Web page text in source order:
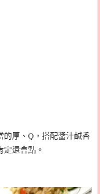
厚、Q，搭配醬汁鹹香
還會點。